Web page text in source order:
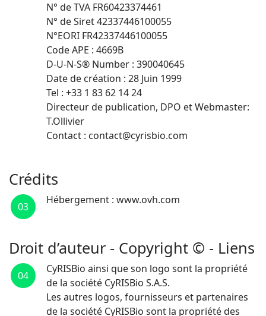
N° de TVA FR60423374461
N° de Siret 42337446100055
N°EORI FR42337446100055
Code APE : 4669B
D-U-N-S® Number : 390040645
Date de création : 28 Juin 1999
Tel : +33 1 83 62 14 24
Directeur de publication, DPO et Webmaster:
T.Ollivier
Contact : contact@cyrisbio.com
Crédits
03
Hébergement : www.ovh.com
Droit d’auteur - Copyright © - Liens
04
CyRISBio ainsi que son logo sont la propriété
de la société CyRISBio S.A.S.
Les autres logos, fournisseurs et partenaires
de la société CyRISBio sont la propriété des